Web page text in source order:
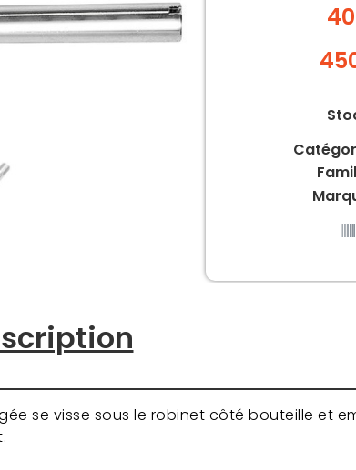
se visse sous le robinet côté bouteille et